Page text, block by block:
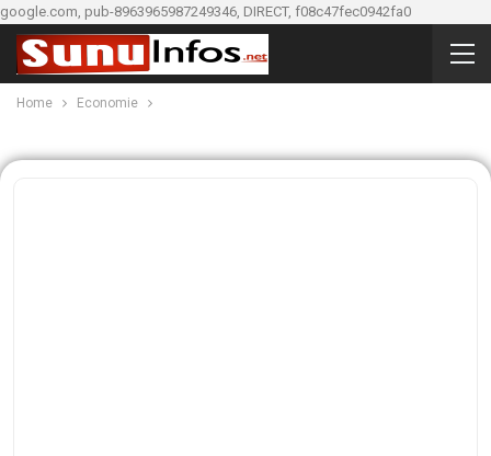
google.com, pub-8963965987249346, DIRECT, f08c47fec0942fa0
Home Economie